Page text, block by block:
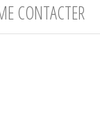
CONTACTER